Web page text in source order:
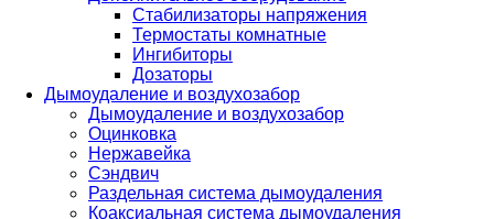
Стабилизаторы напряжения
Термостаты комнатные
Ингибиторы
Дозаторы
Дымоудаление и воздухозабор
Дымоудаление и воздухозабор
Оцинковка
Нержавейка
Сэндвич
Раздельная система дымоудаления
Коаксиальная система дымоудаления